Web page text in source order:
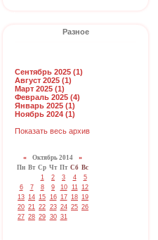
Разное
Сентябрь 2025 (1)
Август 2025 (1)
Март 2025 (1)
Февраль 2025 (4)
Январь 2025 (1)
Ноябрь 2024 (1)
Показать весь архив
« Октябрь 2014 »
Пн Вт Ср Чт Пт Сб Вс
1
2 3 4
5
6
7 8 9 10 11 12
13 14 15 16 17 18 19
20 21 22 23 24 25 26
27 28 29 30 31